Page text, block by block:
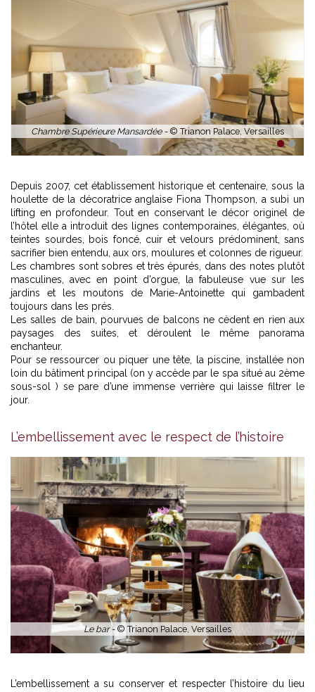
Chambre Supérieure Mansardée - © Trianon Palace, Versailles
1 2
Depuis 2007, cet établissement historique et centenaire, sous la
houlette de la décoratrice anglaise Fiona Thompson, a subi un
lifting en profondeur. Tout en conservant le décor originel de
l’hôtel elle a introduit des lignes contemporaines, élégantes, où
teintes sourdes, bois foncé, cuir et velours prédominent, sans
sacrifier bien entendu, aux ors, moulures et colonnes de rigueur.
Les chambres sont sobres et très épurés, dans des notes plutôt
masculines, avec en point d’orgue, la fabuleuse vue sur les
jardins et les moutons de Marie-Antoinette qui gambadent
toujours dans les prés.
Les salles de bain, pourvues de balcons ne cèdent en rien aux
paysages des suites, et déroulent le même panorama
enchanteur.
Pour se ressourcer ou piquer une tête, la piscine, installée non
loin du bâtiment principal (on y accède par le spa situé au 2ème
sous-sol ) se pare d’une immense verrière qui laisse filtrer le
jour.
L’embellissement avec le respect de l’histoire
Le bar - © Trianon Palace, Versailles
1 2 3
L’embellissement a su conserver et respecter l’histoire du lieu